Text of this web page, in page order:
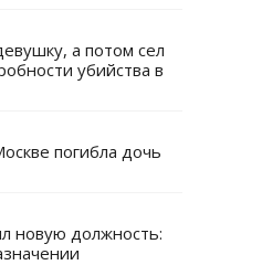
а потом сел
убийства в
погибла дочь
новую должность: